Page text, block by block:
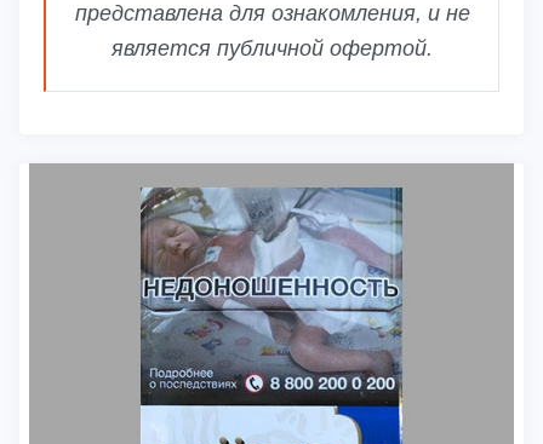
представлена для ознакомления, и не
является публичной офертой.